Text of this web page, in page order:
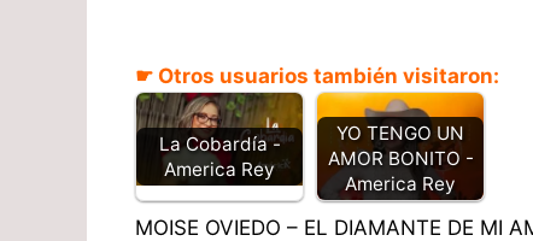
☛ Otros usuarios también visitaron:
La Cobardía -
America Rey​
YO TENGO UN
AMOR BONITO -
America Rey
MOISE OVIEDO – EL DIAMANTE DE MI